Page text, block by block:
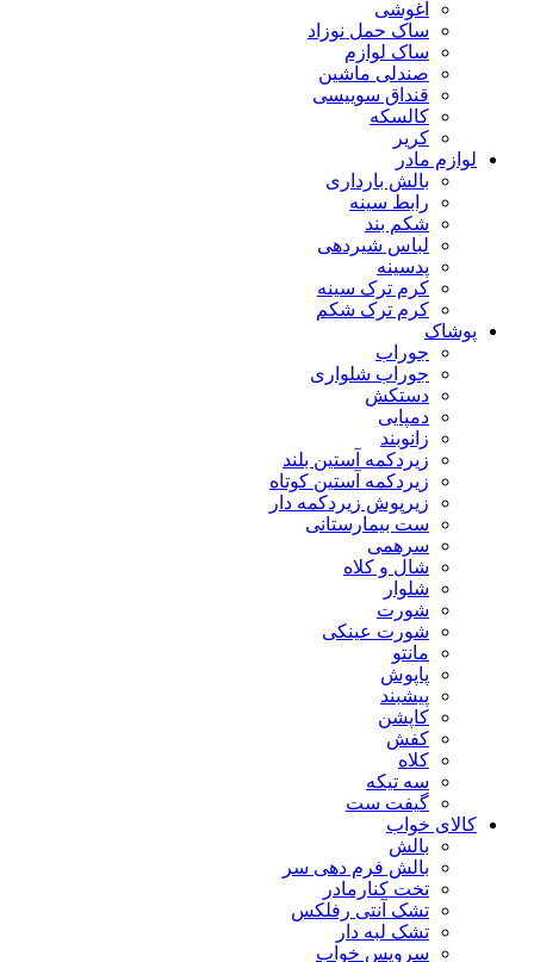
آغوشی
ساک حمل نوزاد
ساک لوازم
صندلی ماشین
قنداق سوییسی
کالسکه
کریر
لوازم مادر
بالش بارداری
رابط سینه
شکم بند
لباس شیردهی
پدسینه
کرم ترک سینه
کرم ترک شکم
پوشاک
جوراب
جوراب شلواری
دستکش
دمپایی
زانوبند
زیردکمه آستین بلند
زیردکمه آستین کوتاه
زیرپوش زیردکمه دار
ست بیمارستانی
سرهمی
شال و کلاه
شلوار
شورت
شورت عینکی
مانتو
پاپوش
پیشبند
کاپشن
کفش
کلاه
سه تیکه
گیفت ست
کالای خواب
بالش
بالش فرم دهی سر
تخت کنارمادر
تشک آنتی رفلکس
تشک لبه دار
سرویس خواب